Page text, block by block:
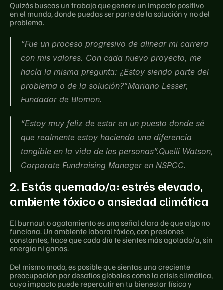
Quizás buscas un trabajo que genere un impacto positivo
en el mundo, donde puedas ser parte de la solución y no del
problema.
“Fue un proceso progresivo de alinear mi carrera
con mis valores. Con cada nuevo proyecto, me
hacía la misma pregunta: ¿Estoy siendo parte del
problema o de la solución?”Mariano Lesser,
Fundador de Blomon.
“Estoy muy feliz de estar en un puesto donde sé
que realmente estoy haciendo una diferencia
tangible en la vida de las personas”.Quelli Watson,
Corporate Fundraising Manager en NSPCC.
2. Estás quemado/a: estrés elevado,
ambiente tóxico o ansiedad climática
El burnout o agotamiento es una señal clara de que algo no
funciona. Un ambiente laboral tóxico, con presiones
constantes, hace que cada día te sientes más agotado/a, sin
energía ni ganas.
Del mismo modo, es posible que sientas una creciente
preocupación por desafíos globales como la crisis climática,
cuyo impacto puede repercutir en tu bienestar físico y